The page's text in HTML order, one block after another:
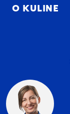
O KULINE